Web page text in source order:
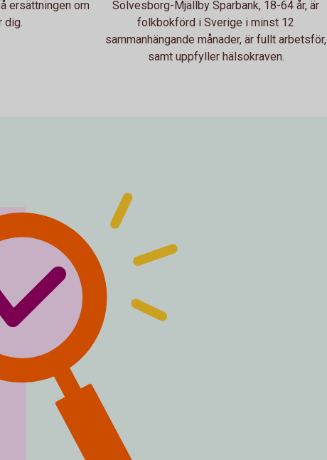
ersättningen om
dig.
Sölvesborg-Mjällby Sparbank, 18-64 år, är
folkbokförd i Sverige i minst 12
sammanhängande månader, är fullt arbetsför,
samt uppfyller hälsokraven.